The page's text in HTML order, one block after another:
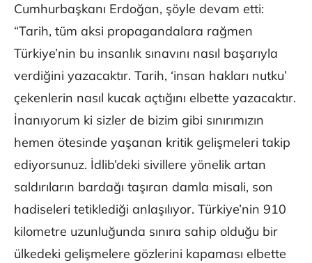
Cumhurbaşkanı Erdoğan, şöyle devam etti:
“Tarih, tüm aksi propagandalara rağmen
Türkiye’nin bu insanlık sınavını nasıl başarıyla
verdiğini yazacaktır. Tarih, ‘insan hakları nutku’
çekenlerin nasıl kucak açtığını elbette yazacaktır.
İnanıyorum ki sizler de bizim gibi sınırımızın
hemen ötesinde yaşanan kritik gelişmeleri takip
ediyorsunuz. İdlib’deki sivillere yönelik artan
saldırıların bardağı taşıran damla misali, son
hadiseleri tetiklediği anlaşılıyor. Türkiye’nin 910
kilometre uzunluğunda sınıra sahip olduğu bir
ülkedeki gelişmelere gözlerini kapaması elbette